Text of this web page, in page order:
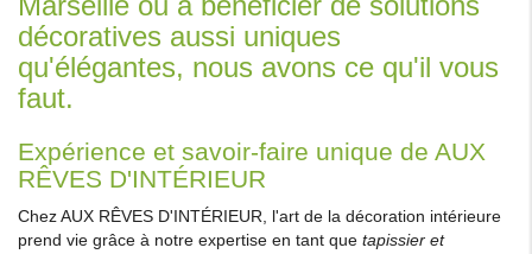
décoratives aussi uniques
qu'élégantes, nous avons ce qu'il vous
faut.
Expérience et savoir-faire unique de AUX
RÊVES D'INTÉRIEUR
Chez AUX RÊVES D'INTÉRIEUR, l'art de la décoration intérieure
prend vie grâce à notre expertise en tant que tapissier et